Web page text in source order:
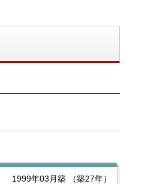
1999年03月築 （築27年）